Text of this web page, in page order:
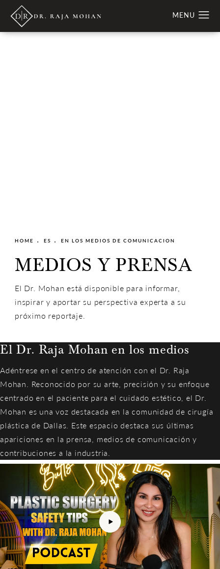
HOME ES EN LOS MEDIOS DE COMUNICACION
MEDIOS Y PRENSA
El Dr. Mohan está disponible para informar,
inspirar y aportar su perspectiva experta a su
próximo reportaje.
El Dr. Raja Mohan en los medios
Adéntrese en el centro de atención con el Dr. Raja
Mohan. Reconocido por su arte, precisión y su enfoque
centrado en el paciente para el cuidado estético, el Dr.
Mohan es una voz destacada en la comunidad de cirugía
plástica de Dallas. Este espacio destaca sus últimas
apariciones en la prensa, medios de comunicación y
contribuciones a la industria.